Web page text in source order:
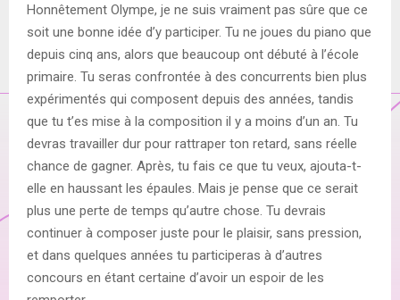
Honnêtement Olympe, je ne suis vraiment pas sûre que ce
soit une bonne idée d’y participer. Tu ne joues du piano que
depuis cinq ans, alors que beaucoup ont débuté à l’école
primaire. Tu seras confrontée à des concurrents bien plus
expérimentés qui composent depuis des années, tandis
que tu t’es mise à la composition il y a moins d’un an. Tu
devras travailler dur pour rattraper ton retard, sans réelle
chance de gagner. Après, tu fais ce que tu veux, ajouta-t-
elle en haussant les épaules. Mais je pense que ce serait
plus une perte de temps qu’autre chose. Tu devrais
continuer à composer juste pour le plaisir, sans pression,
et dans quelques années tu participeras à d’autres
concours en étant certaine d’avoir un espoir de les